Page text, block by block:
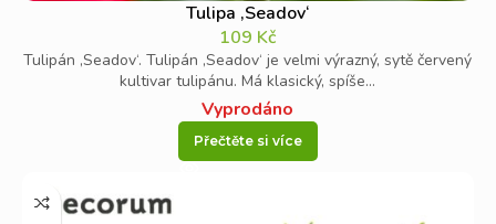
Tulipa ‚Seadov‘
109 Kč
Tulipán ‚Seadov‘. Tulipán ‚Seadov‘ je velmi výrazný, sytě červený
kultivar tulipánu. Má klasický, spíše...
Vyprodáno
Přečtěte si více